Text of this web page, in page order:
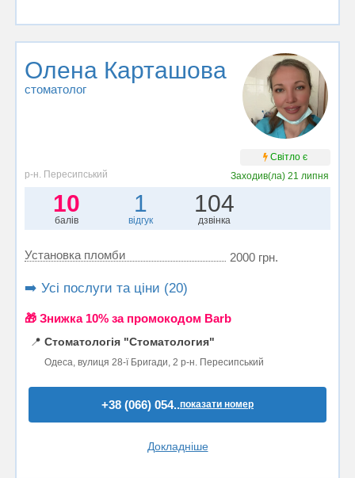
Олена Карташова
стоматолог
Світло є
р-н. Пересипський
Заходив(ла) 21 липня
10
балів
1
відгук
104
дзвінка
Установка пломби 2000 грн.
➡️ Усі послуги та ціни (20)
🎁 Знижка 10% за промокодом Barb
📍 Стоматологія "Стоматология"
Одеса, вулиця 28-ї Бригади, 2 р-н. Пересипський
+38 (066) 054..показати номер
Докладніше